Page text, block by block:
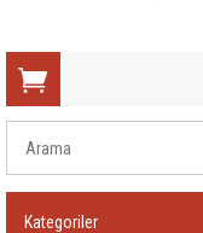
Kategoriler